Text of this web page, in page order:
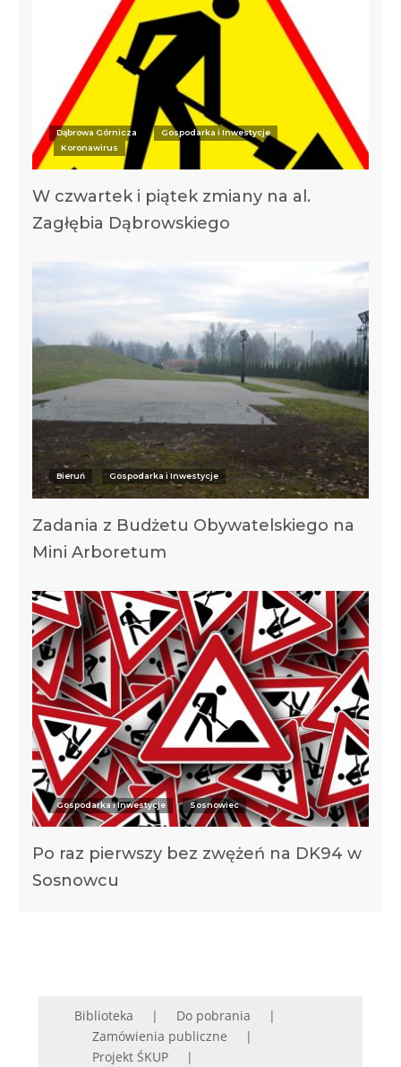
Dąbrowa Górnicza
Gospodarka i Inwestycje
Koronawirus
W czwartek i piątek zmiany na al.
Zagłębia Dąbrowskiego
Bieruń Gospodarka i Inwestycje
Zadania z Budżetu Obywatelskiego na
Mini Arboretum
Gospodarka i Inwestycje Sosnowiec
Po raz pierwszy bez zwężeń na DK94 w
Sosnowcu
Biblioteka
Do pobrania
Zamówienia publiczne
Projekt ŚKUP